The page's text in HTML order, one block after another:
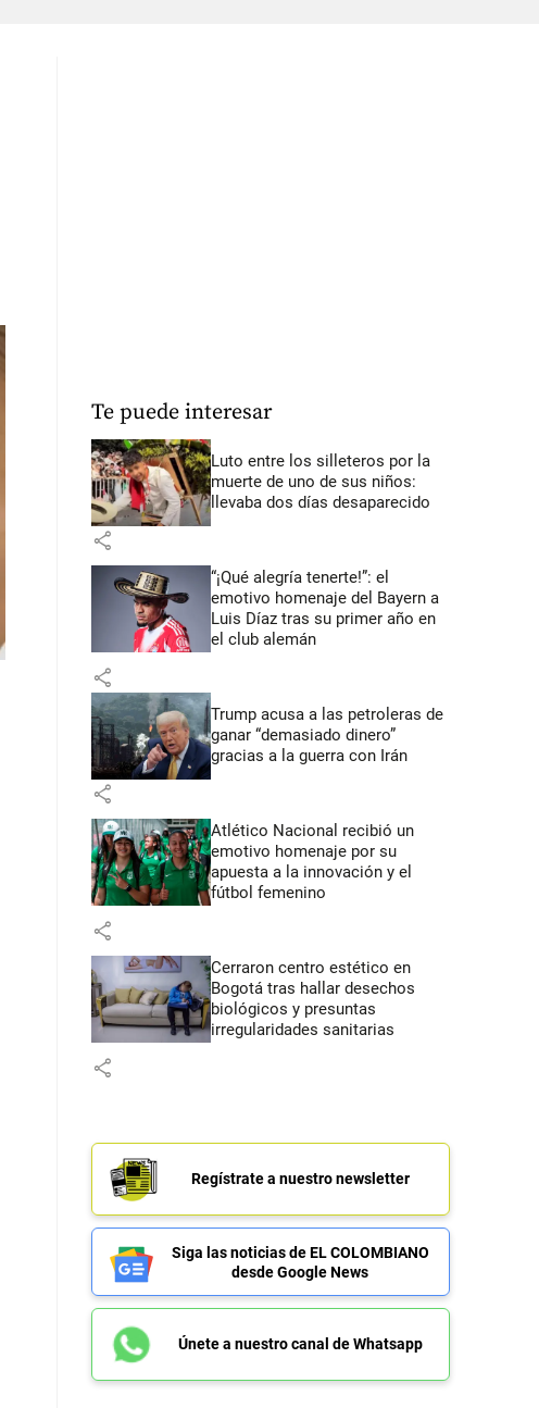
Te puede interesar
Luto entre los silleteros por la
muerte de uno de sus niños:
llevaba dos días desaparecido
share
“¡Qué alegría tenerte!”: el
emotivo homenaje del Bayern a
Luis Díaz tras su primer año en
el club alemán
share
Trump acusa a las petroleras de
ganar “demasiado dinero”
gracias a la guerra con Irán
share
Atlético Nacional recibió un
emotivo homenaje por su
apuesta a la innovación y el
fútbol femenino
share
Cerraron centro estético en
Bogotá tras hallar desechos
biológicos y presuntas
irregularidades sanitarias
share
Regístrate a nuestro newsletter
Siga las noticias de EL COLOMBIANO
desde Google News
Únete a nuestro canal de Whatsapp